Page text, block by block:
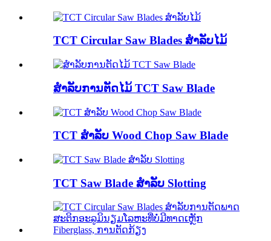
TCT Circular Saw Blades ສໍາລັບໄມ້
ສໍາລັບການຕັດໄມ້ TCT Saw Blade
TCT ສໍາລັບ Wood Chop Saw Blade
TCT Saw Blade ສໍາລັບ Slotting